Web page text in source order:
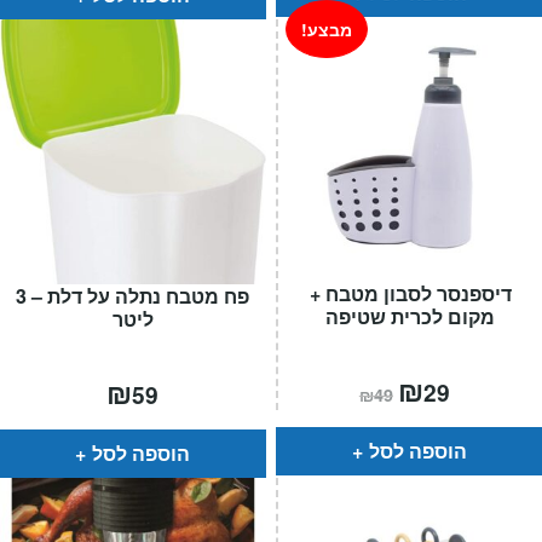
פח מטבח נתלה על דלת – 3
ליטר
₪59
הוספה לסל
דיספנסר לסבון מטבח +
מקום לכרית שטיפה
מבצע!
₪49 המחיר
המקורי
היה:
₪49.
₪29
הוא:
הוספה לסל